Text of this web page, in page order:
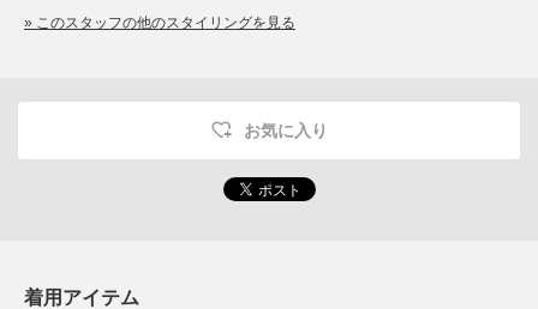
» このスタッフの他のスタイリングを見る
お気に入り
着用アイテム